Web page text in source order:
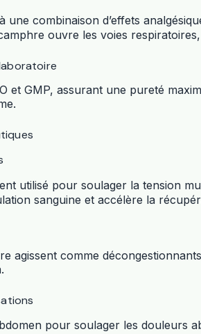
une combinaison d’effets
ouvre les voies
et GMP, assurant une pureté
utilisé pour soulager la tension
sanguine et accélère la
agissent comme
pour soulager les douleurs